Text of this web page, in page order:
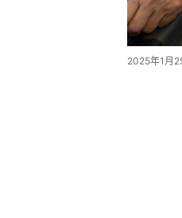
2025年1月